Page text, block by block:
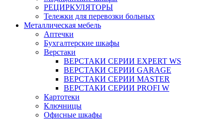
РЕЦИРКУЛЯТОРЫ
Тележки для перевозки больных
Металлическая мебель
Аптечки
Бухгалтерские шкафы
Верстаки
ВЕРСТАКИ СЕРИИ EXPERT WS
ВЕРСТАКИ СЕРИИ GARAGE
ВЕРСТАКИ СЕРИИ MASTER
ВЕРСТАКИ СЕРИИ PROFI W
Картотеки
Ключницы
Офисные шкафы